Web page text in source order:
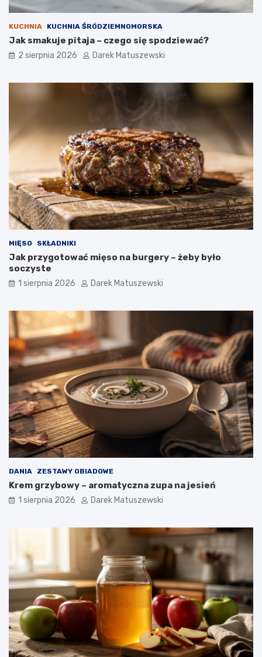
KUCHNIA KUCHNIA ŚRÓDZIEMNOMORSKA
Jak smakuje pitaja – czego się spodziewać?
2 sierpnia 2026 Darek Matuszewski
MIĘSO SKŁADNIKI
Jak przygotować mięso na burgery – żeby było
soczyste
1 sierpnia 2026 Darek Matuszewski
DANIA ZESTAWY OBIADOWE
Krem grzybowy – aromatyczna zupa na jesień
1 sierpnia 2026 Darek Matuszewski